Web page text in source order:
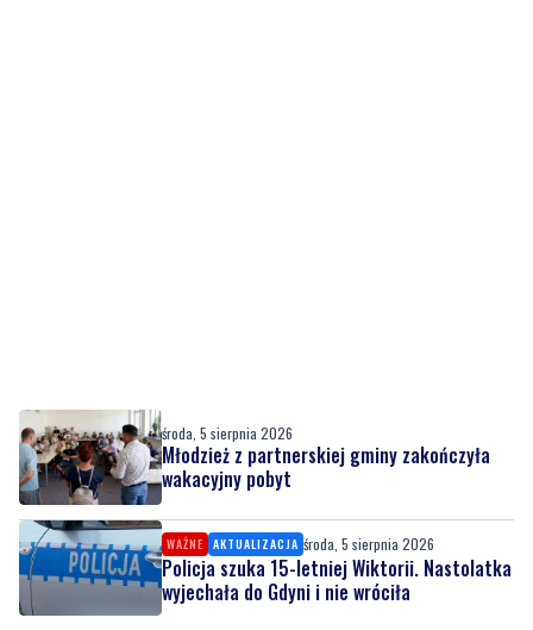
środa, 5 sierpnia 2026
Młodzież z partnerskiej gminy zakończyła
wakacyjny pobyt
WAŻNE AKTUALIZACJA środa, 5 sierpnia 2026
Policja szuka 15-letniej Wiktorii. Nastolatka
wyjechała do Gdyni i nie wróciła